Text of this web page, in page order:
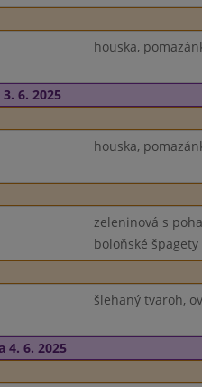
houska,
6. 2025
houska,
zeleninová s
boloňské
šlehaný tvaroh,
4. 6. 2025